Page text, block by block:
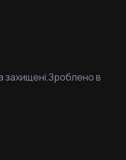
захищені.Зроблено в